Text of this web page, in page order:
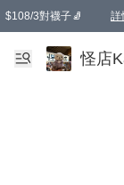
$108/3對襪子🧦 詳
卡通傘☂️2把8折
購物滿 HKD 650.00即
怪店